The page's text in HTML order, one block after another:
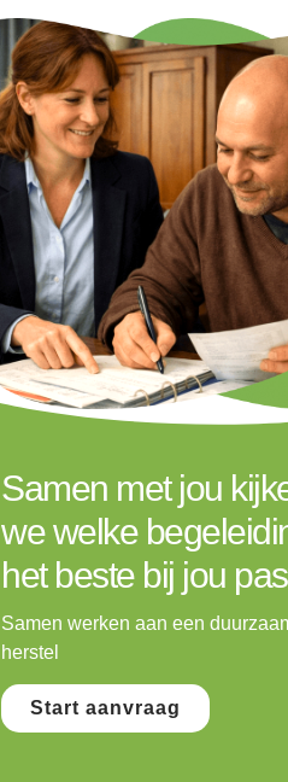
Samen met jou
we welke
het beste bij jou
Samen werken aan een
herstel
Start aanvraag